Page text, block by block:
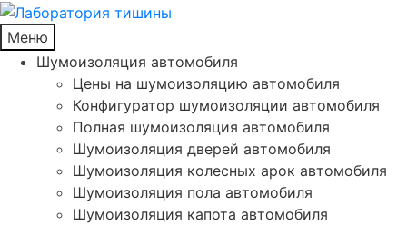
Меню
Шумоизоляция автомобиля
Цены на шумоизоляцию автомобиля
Конфигуратор шумоизоляции автомобиля
Полная шумоизоляция автомобиля
Шумоизоляция дверей автомобиля
Шумоизоляция колесных арок автомобиля
Шумоизоляция пола автомобиля
Шумоизоляция капота автомобиля